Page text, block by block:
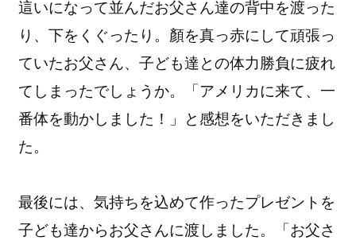
這いになって並んだお父さん達の背中を渡った
り、下をくぐったり。顏を真っ赤にして頑張っ
ていたお父さん、子ども達との体力勝負に疲れ
てしまったでしょうか。「アメリカに来て、一
番体を動かしました！」と感想をいただきまし
た。
最後には、気持ちを込めて作ったプレゼントを
子ども達からお父さんに渡しました。「お父さ